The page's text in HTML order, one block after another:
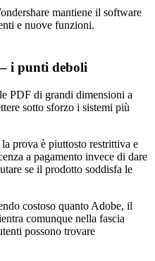
mantiene il software
e nuove funzioni.
i punti deboli
PDF di grandi dimensioni a
sotto sforzo i sistemi più
la prova è piuttosto restrittiva e
a pagamento invece di dare
se il prodotto soddisfa le
costoso quanto Adobe, il
comunque nella fascia
possono trovare